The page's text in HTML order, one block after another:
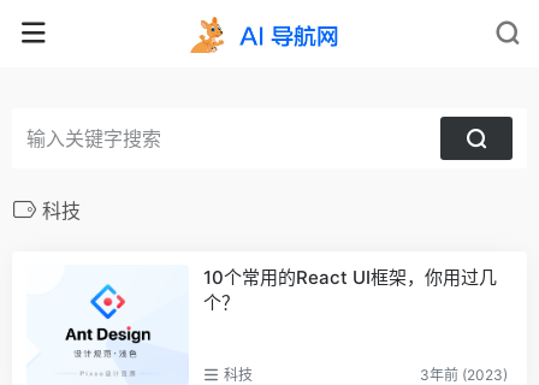
科技
10个常用的React UI框架，你用过几
个？
科技 3年前 (2023)